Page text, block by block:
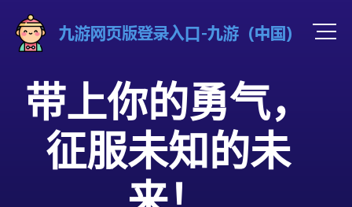
带上你的勇气，
征服未知的未